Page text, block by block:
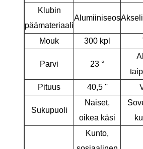
Klubin
päämateriaali
Alumiiniseos
Mouk 300 kpl
Parvi 23 °
Pituus 40,5 ''
Sukupuoli
Naiset,
oikea käsi
Kunto,